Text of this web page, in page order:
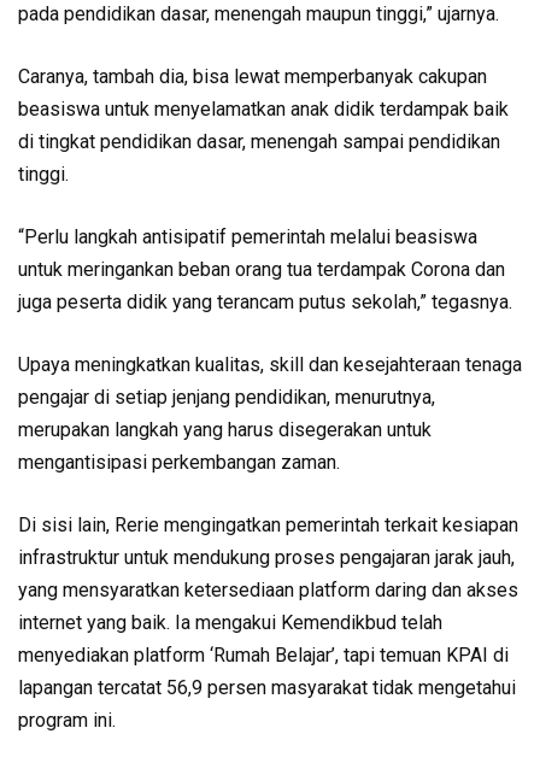
pada pendidikan dasar, menengah maupun tinggi,” ujarnya.
Caranya, tambah dia, bisa lewat memperbanyak cakupan
beasiswa untuk menyelamatkan anak didik terdampak baik
di tingkat pendidikan dasar, menengah sampai pendidikan
tinggi.
“Perlu langkah antisipatif pemerintah melalui beasiswa
untuk meringankan beban orang tua terdampak Corona dan
juga peserta didik yang terancam putus sekolah,” tegasnya.
Upaya meningkatkan kualitas, skill dan kesejahteraan tenaga
pengajar di setiap jenjang pendidikan, menurutnya,
merupakan langkah yang harus disegerakan untuk
mengantisipasi perkembangan zaman.
Di sisi lain, Rerie mengingatkan pemerintah terkait kesiapan
infrastruktur untuk mendukung proses pengajaran jarak jauh,
yang mensyaratkan ketersediaan platform daring dan akses
internet yang baik. Ia mengakui Kemendikbud telah
menyediakan platform ‘Rumah Belajar’, tapi temuan KPAI di
lapangan tercatat 56,9 persen masyarakat tidak mengetahui
program ini.